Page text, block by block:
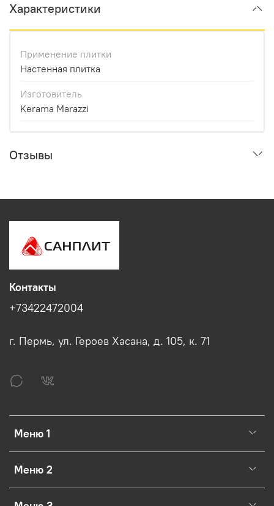
Характеристики
Применение плитки
Настенная плитка
Изготовитель
Kerama Marazzi
Отзывы
Меню 1
Меню 2
Контакты
+73422472004
г. Пермь, ул. Героев Хасана, д. 105, к. 71